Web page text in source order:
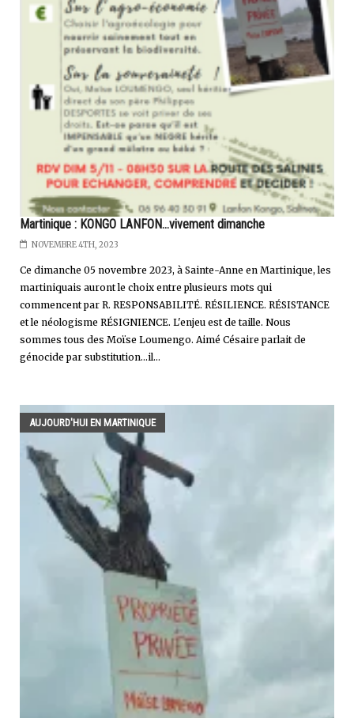
Martinique : KONGO LANFON...vivement dimanche
NOVEMBRE 4TH, 2023
Ce dimanche 05 novembre 2023, à Sainte-Anne en Martinique, les
martiniquais auront le choix entre plusieurs mots qui
commencent par R. RESPONSABILITÉ. RÉSILIENCE. RÉSISTANCE
et le néologisme RÉSIGNIENCE. L'enjeu est de taille. Nous
sommes tous des Moïse Loumengo. Aimé Césaire parlait de
génocide par substitution...il...
AUJOURD'HUI EN MARTINIQUE